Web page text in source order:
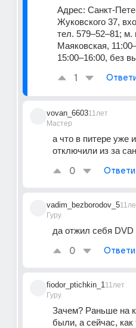
Адрес: Санкт-
Жуковского 37,
тел. 579–52–81; м.
Маяковская,
15:00–16:00, без
1
vovan_6603
Мастер
11лет
а что в питере уже
отключили из за
0
vadim_bezborodov_5
Гуру
да отжил себя
0
fiodor_ptichkin_1
Гуру
11лет
Зачем? Раньше на
были, а сейчас, как